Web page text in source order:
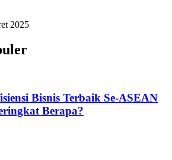
2025
Bisnis Terbaik Se-ASEAN
Berapa?